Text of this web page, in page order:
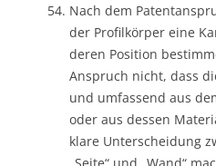
Nach dem
der Profilkörper eine
deren Position
Anspruch nicht, dass
und umfassend aus
oder aus dessen
klare Unterscheidung
„Seite“ und „Wand“